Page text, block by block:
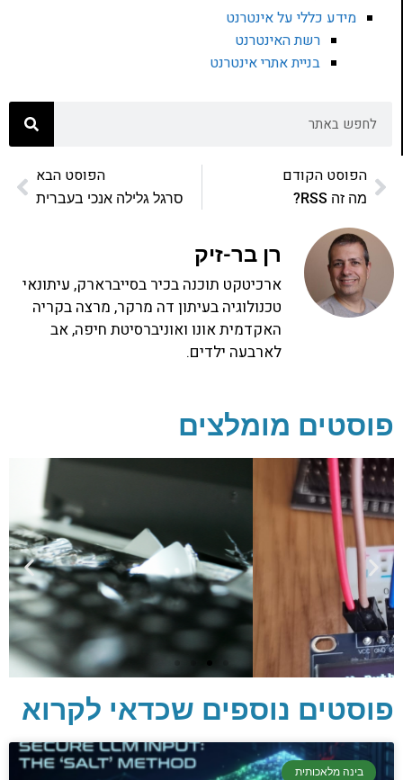
מידע כללי על אינטרנט
רשת האינטרנט
בניית אתרי אינטרנט
הפוסט הקודם
מה זה RSS?
הפוסט הבא
סרגל גלילה אנכי בעברית
רן בר-זיק
ארכיטקט תוכנה בכיר בסייברארק, עיתונאי
טכנולוגיה בעיתון דה מרקר, מרצה בקריה
האקדמית אונו ואוניברסיטת חיפה, אב
לארבעה ילדים.
פוסטים מומלצים
יסודות בתכנות
פוסטים נוספים שכדאי לקרוא
בינה מלאכותית